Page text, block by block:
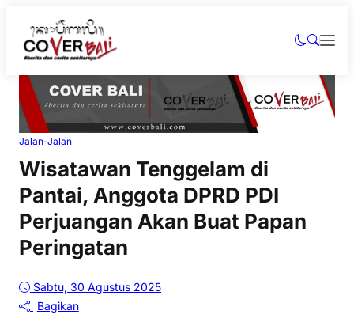
Jalan-Jalan
Wisatawan Tenggelam di
Pantai, Anggota DPRD PDI
Perjuangan Akan Buat Papan
Peringatan
Sabtu, 30 Agustus 2025
Bagikan